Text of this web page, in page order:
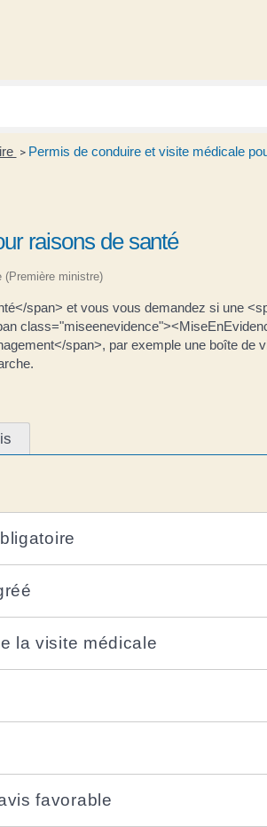
> Permis de conduire et visite médicale
raisons de santé
(Première ministre)
span> et vous vous demandez si une
span>, par exemple une boîte
la visite médicale
favorable